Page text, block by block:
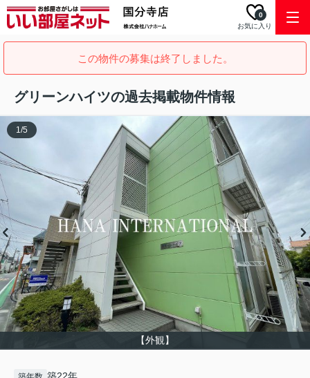
お気に入り
0
この物件の募集は終了しました。
グリーンハイツの過去掲載物件情報
【外観】
1/5